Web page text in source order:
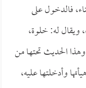
فالدخول على
ويقال له: خلوة،
الحديث تحتها من
وأدخلتها عليه،